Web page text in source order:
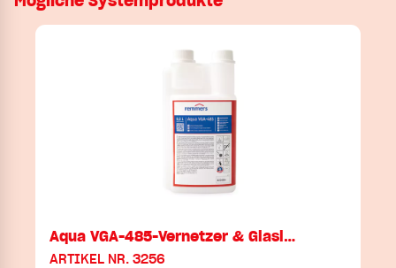
Aqua VGA-485-Vernetzer & Glasl…
ARTIKEL NR. 3256